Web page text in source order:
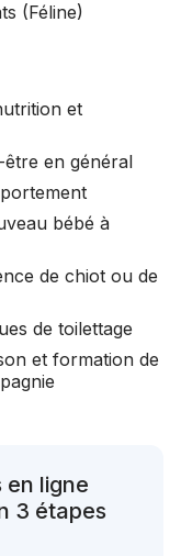
(Féline)
et
en général
bébé à
de chiot ou de
de toilettage
et formation de
en ligne
3 étapes